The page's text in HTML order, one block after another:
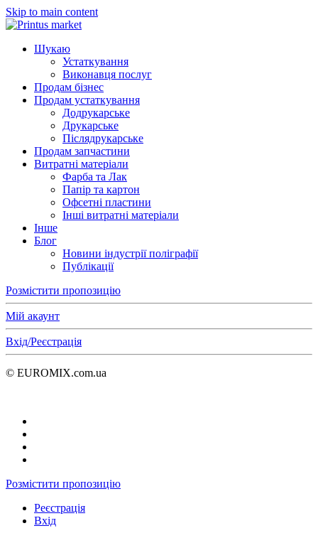
Skip to main content
Шукаю
Устаткування
Виконавця послуг
Продам бізнес
Продам устаткування
Додрукарське
Друкарське
Післядрукарське
Продам запчастини
Витратні матеріали
Фарба та Лак
Папір та картон
Офсетні пластини
Інші витратні матеріали
Інше
Блог
Новини індустрії поліграфії
Публікації
Розмістити пропозицію
Мій акаунт
Вхід/Реєстрація
© EUROMIX.com.ua
Розмістити пропозицію
Реєстрація
Вхід